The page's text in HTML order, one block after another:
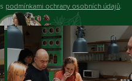
podmínkami ochrany osobních údajů.